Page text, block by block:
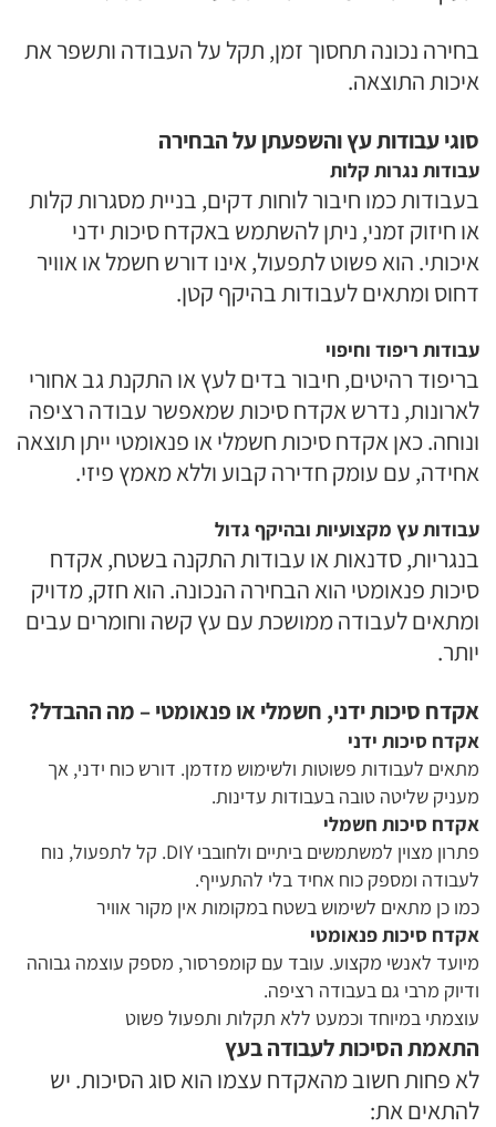
בחירה נכונה תחסוך זמן, תקל על העבודה ותשפר את
איכות התוצאה.
סוגי עבודות עץ והשפעתן על הבחירה
עבודות נגרות קלות
בעבודות כמו חיבור לוחות דקים, בניית מסגרות קלות
או חיזוק זמני, ניתן להשתמש באקדח סיכות ידני
איכותי. הוא פשוט לתפעול, אינו דורש חשמל או אוויר
דחוס ומתאים לעבודות בהיקף קטן.
עבודות ריפוד וחיפוי
בריפוד רהיטים, חיבור בדים לעץ או התקנת גב אחורי
לארונות, נדרש אקדח סיכות שמאפשר עבודה רציפה
ונוחה. כאן אקדח סיכות חשמלי או פנאומטי ייתן תוצאה
אחידה, עם עומק חדירה קבוע וללא מאמץ פיזי.
עבודות עץ מקצועיות ובהיקף גדול
בנגריות, סדנאות או עבודות התקנה בשטח, אקדח
סיכות פנאומטי הוא הבחירה הנכונה. הוא חזק, מדויק
ומתאים לעבודה ממושכת עם עץ קשה וחומרים עבים
יותר.
אקדח סיכות ידני, חשמלי או פנאומטי – מה ההבדל?
אקדח סיכות ידני
מתאים לעבודות פשוטות ולשימוש מזדמן. דורש כוח ידני, אך
מעניק שליטה טובה בעבודות עדינות.
אקדח סיכות חשמלי
פתרון מצוין למשתמשים ביתיים ולחובבי DIY. קל לתפעול, נוח
לעבודה ומספק כוח אחיד בלי להתעייף.
כמו כן מתאים לשימוש בשטח במקומות אין מקור אוויר
אקדח סיכות פנאומטי
מיועד לאנשי מקצוע. עובד עם קומפרסור, מספק עוצמה גבוהה
ודיוק מרבי גם בעבודה רציפה.
עוצמתי במיוחד וכמעט ללא תקלות ותפעול פשוט
התאמת הסיכות לעבודה בעץ
לא פחות חשוב מהאקדח עצמו הוא סוג הסיכות. יש
להתאים את: